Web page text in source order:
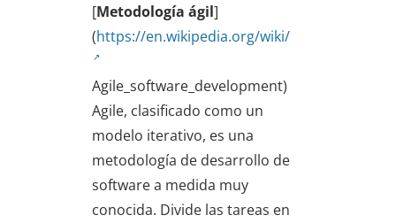
[Metodología ágil]
(https://en.wikipedia.org/wiki/
Agile_software_development)
Agile, clasificado como un
modelo iterativo, es una
metodología de desarrollo de
software a medida muy
conocida. Divide las tareas en